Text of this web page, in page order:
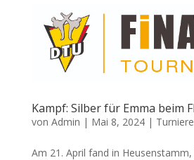
Kampf: Silber für Emma beim
von Admin | Mai 8, 2024| Turniere
Am 21. April fand in Heusenstamm,